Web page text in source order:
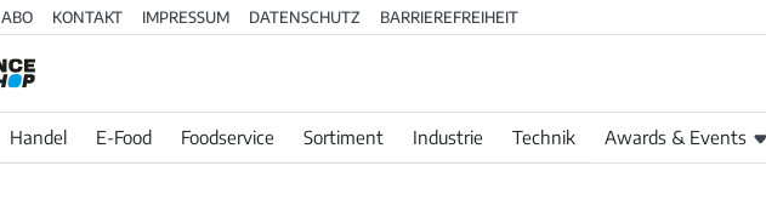
ABO KONTAKT IMPRESSUM DATENSCHUTZ BARRIEREFREIHEIT
Handel E-Food Foodservice Sortiment Industrie Technik Awards & Events